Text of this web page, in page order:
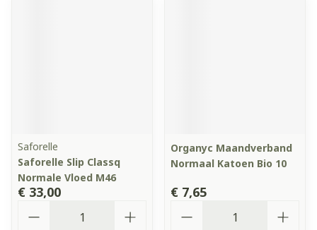
Saforelle
Saforelle Slip Classq
Normale Vloed M46
€ 33,00
Organyc Maandverband
Normaal Katoen Bio 10
€ 7,65